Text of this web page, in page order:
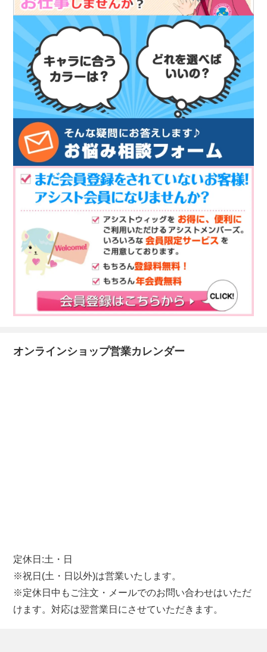
オンラインショップ営業カレンダー
定休日:土・日
※祝日(土・日以外)は営業いたします。
※定休日中もご注文・メールでのお問い合わせはいただ
けます。対応は翌営業日にさせていただきます。